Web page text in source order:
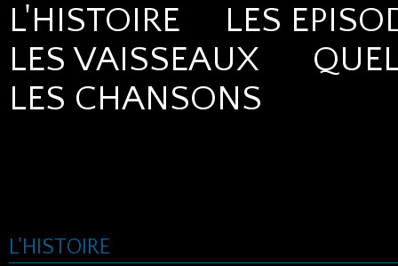
L'HISTOIRE
LES
LES VAISSEAUX
LES CHANSONS
L'HISTOIRE